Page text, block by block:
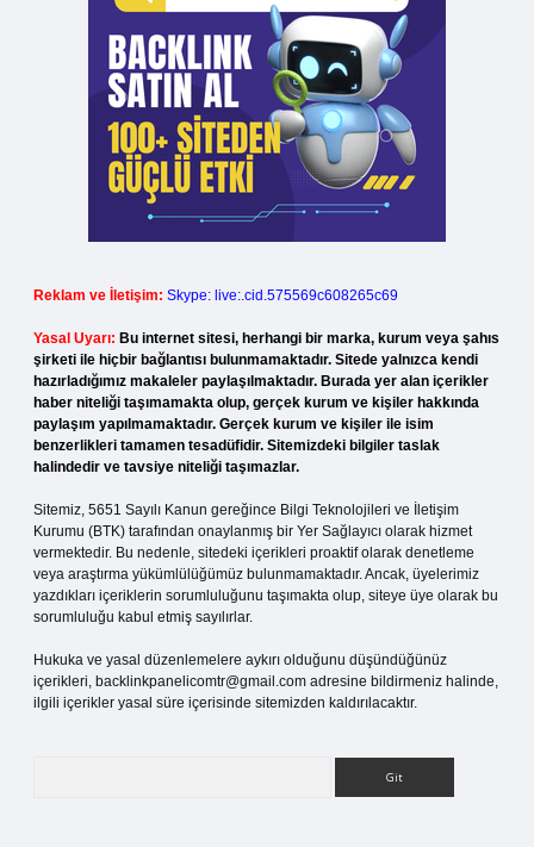
Reklam ve İletişim: Skype: live:.cid.575569c608265c69
Yasal Uyarı: Bu internet sitesi, herhangi bir marka, kurum veya şahıs
şirketi ile hiçbir bağlantısı bulunmamaktadır. Sitede yalnızca kendi
hazırladığımız makaleler paylaşılmaktadır. Burada yer alan içerikler
haber niteliği taşımamakta olup, gerçek kurum ve kişiler hakkında
paylaşım yapılmamaktadır. Gerçek kurum ve kişiler ile isim
benzerlikleri tamamen tesadüfidir. Sitemizdeki bilgiler taslak
halindedir ve tavsiye niteliği taşımazlar.
Sitemiz, 5651 Sayılı Kanun gereğince Bilgi Teknolojileri ve İletişim
Kurumu (BTK) tarafından onaylanmış bir Yer Sağlayıcı olarak hizmet
vermektedir. Bu nedenle, sitedeki içerikleri proaktif olarak denetleme
veya araştırma yükümlülüğümüz bulunmamaktadır. Ancak, üyelerimiz
yazdıkları içeriklerin sorumluluğunu taşımakta olup, siteye üye olarak bu
sorumluluğu kabul etmiş sayılırlar.
Hukuka ve yasal düzenlemelere aykırı olduğunu düşündüğünüz
içerikleri, backlinkpanelicomtr@gmail.com adresine bildirmeniz halinde,
ilgili içerikler yasal süre içerisinde sitemizden kaldırılacaktır.